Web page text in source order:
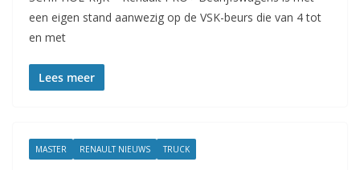
een eigen stand aanwezig op de VSK-beurs die van 4 tot
en met
Lees meer
MASTER RENAULT NIEUWS TRUCK